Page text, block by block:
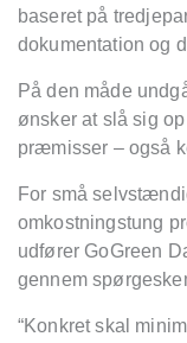
baseret på
dokumentation og
På den måde
ønsker at slå sig
præmisser – også
For små
omkostningstung
udfører GoGreen
gennem
“Konkret skal